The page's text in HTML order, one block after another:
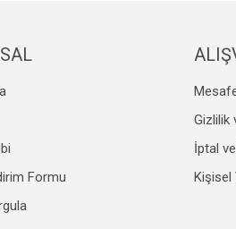
Formu
Gizlilik
İptal
Kişisel